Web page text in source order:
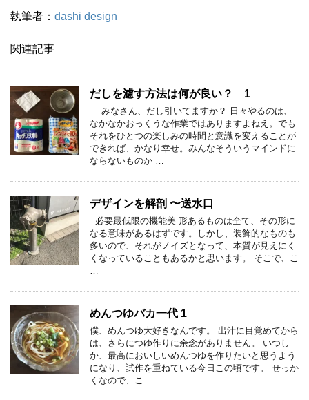
執筆者： dashi design
関連記事
だしを濾す方法は何が良い？ 1
みなさん、だし引いてますか？ 日々やるのは、
なかなかおっくうな作業ではありますよねえ。でも
それをひとつの楽しみの時間と意識を変えることが
できれば、かなり幸せ。みんなそういうマインドに
ならないものか …
デザインを解剖 〜送水口
必要最低限の機能美 形あるものは全て、その形に
なる意味があるはずです。しかし、装飾的なものも
多いので、それがノイズとなって、本質が見えにく
くなっていることもあるかと思います。 そこで、こ
…
めんつゆバカ一代 1
僕、めんつゆ大好きなんです。 出汁に目覚めてから
は、さらにつゆ作りに余念がありません。 いつし
か、最高においしいめんつゆを作りたいと思うよう
になり、試作を重ねている今日この頃です。 せっか
くなので、こ …